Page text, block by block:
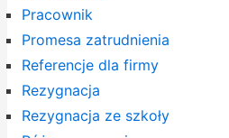
Pracownik
Promesa zatrudnienia
Referencje dla firmy
Rezygnacja
Rezygnacja ze szkoły